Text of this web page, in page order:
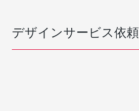
デザインサービス依頼